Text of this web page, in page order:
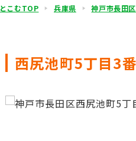
こむTOP 兵庫県 神戸市長田区
西尻池町5丁目3